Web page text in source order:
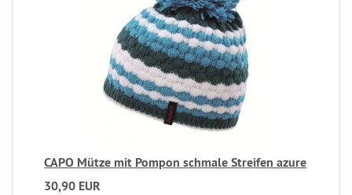
CAPO Mütze mit Pompon schmale Streifen azure
30,90 EUR